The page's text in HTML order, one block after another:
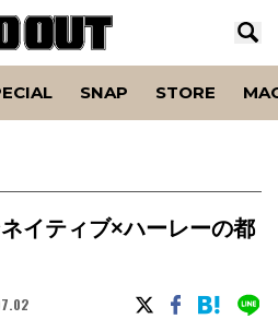
SNAP STORE
イティブ×ハーレーの都